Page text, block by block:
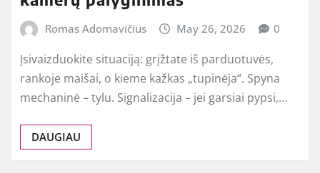
Romas Adomavičius May 26, 2026 0
Įsivaizduokite situaciją: grįžtate iš parduotuvės,
rankoje maišai, o kieme kažkas „tupinėja“. Spyna
mechaninė – tylu. Signalizacija – jei garsiai pypsi,…
DAUGIAU